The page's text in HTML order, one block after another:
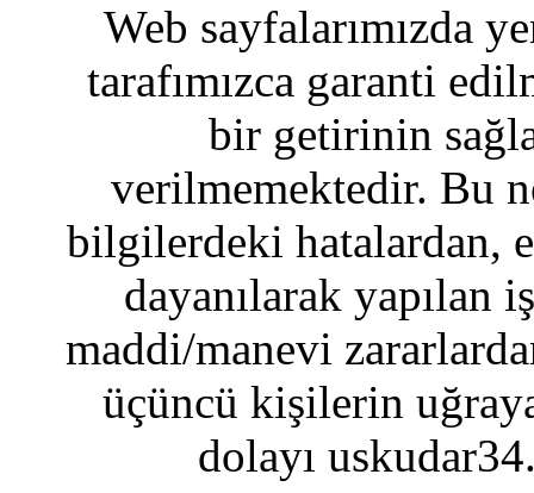
Web sayfalarımızda
tarafımızca garanti
bir getirinin
verilmemektedir. Bu
bilgilerdeki hatalardan,
dayanılarak yapılan
maddi/manevi
üçüncü kişilerin
dolayı